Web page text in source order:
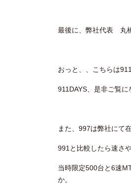
最後に、弊社代表 丸
おっと、、こちらは
911DAYS、是非ご覧に
また、997は弊社にて
991と比較したら速さ
当時限定500台と6速
か。